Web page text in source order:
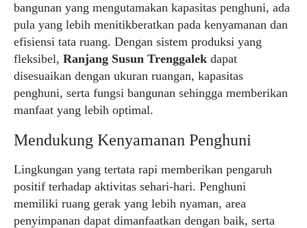
bangunan yang mengutamakan kapasitas penghuni, ada
pula yang lebih menitikberatkan pada kenyamanan dan
efisiensi tata ruang. Dengan sistem produksi yang
fleksibel, Ranjang Susun Trenggalek dapat
disesuaikan dengan ukuran ruangan, kapasitas
penghuni, serta fungsi bangunan sehingga memberikan
manfaat yang lebih optimal.
Mendukung Kenyamanan Penghuni
Lingkungan yang tertata rapi memberikan pengaruh
positif terhadap aktivitas sehari-hari. Penghuni
memiliki ruang gerak yang lebih nyaman, area
penyimpanan dapat dimanfaatkan dengan baik, serta